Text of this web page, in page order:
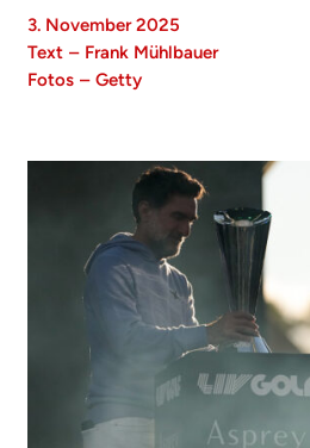
3. November 2025
Text – Frank Mühlbauer
Fotos – Getty